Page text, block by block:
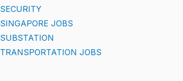
SECURITY
SINGAPORE JOBS
SUBSTATION
TRANSPORTATION JOBS